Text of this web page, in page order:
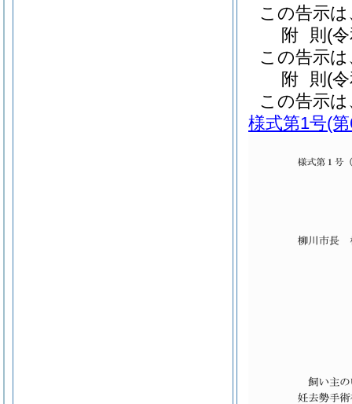
この告示
附 則 (
この告示
附 則 (
この告示
様式第1号(